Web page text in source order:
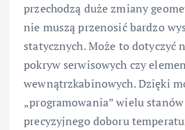
przechodzą duże zmiany
nie muszą przenosić bardzo
statycznych. Może to dotyczyć
pokryw serwisowych czy
wewnątrzkabinowych. Dzięki
„programowania” wielu
precyzyjnego doboru